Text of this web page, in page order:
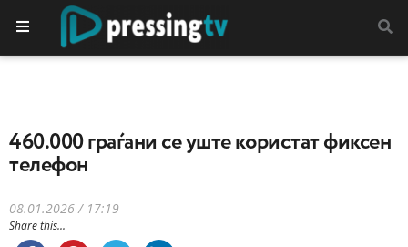
460.000 граѓани се уште користат фиксен
телефон
08.01.2026 / 17:19
Share this...